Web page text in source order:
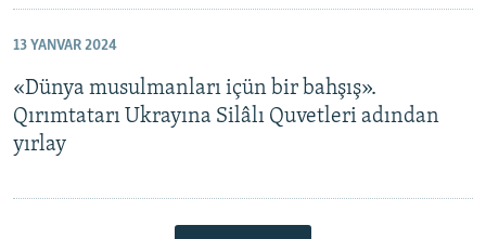
13 YANVAR 2024
«Dünya musulmanları içün bir bahşış».
Qırımtatarı Ukrayına Silâlı Quvetleri adından
yırlay